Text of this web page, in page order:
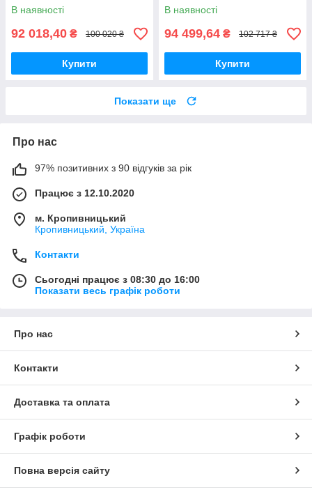
В наявності
92 018,40 ₴ 100 020 ₴
Купити
В наявності
94 499,64 ₴ 102 717 ₴
Купити
Показати ще
Про нас
97% позитивних з 90 відгуків за рік
Працює з 12.10.2020
м. Кропивницький
Кропивницький, Україна
Контакти
Сьогодні працює з 08:30 до 16:00
Показати весь графік роботи
Про нас
Контакти
Доставка та оплата
Графік роботи
Повна версія сайту